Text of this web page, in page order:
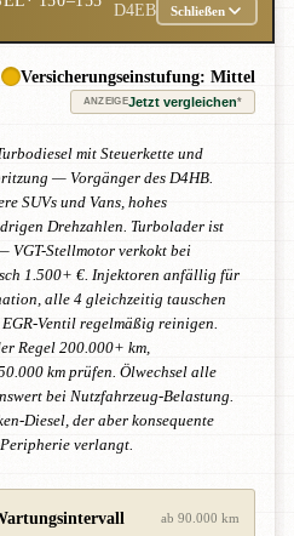
D4EB Schließen
Versicherungseinstufung: Mittel
ANZEIGEJetzt vergleichen*
mit Steuerkette und
— Vorgänger des D4HB.
SUVs und Vans, hohes
Drehzahlen. Turbolader ist
VGT-Stellmotor verkokt bei
1.500+ €. Injektoren anfällig für
alle 4 gleichzeitig tauschen
Ventil regelmäßig reinigen.
Regel 200.000+ km,
km prüfen. Ölwechsel alle
bei Nutzfahrzeug-Belastung.
Diesel, der aber konsequente
verlangt.
ab 90.000 km